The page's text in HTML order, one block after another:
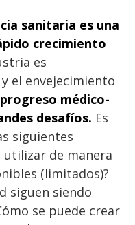
sanitaria es una
crecimiento
es
el envejecimiento
médico-
desafíos. Es
siguientes
utilizar de manera
(limitados)?
siguen siendo
se puede crear